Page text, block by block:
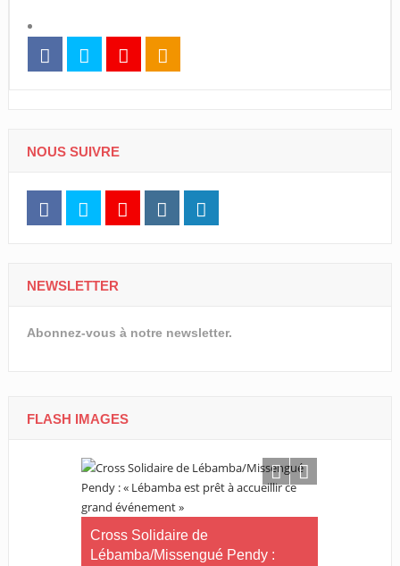
NOUS SUIVRE
NEWSLETTER
Abonnez-vous à notre newsletter.
FLASH IMAGES
Cross Solidaire de
Lébamba/Missengué Pendy :